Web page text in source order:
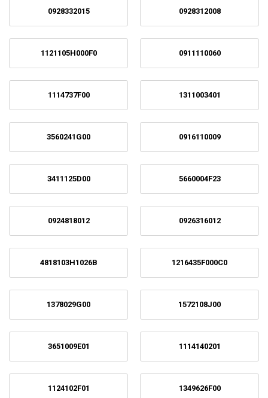
0928332015 0928312008
1121105H000F0 0911110060
1114737F00 1311003401
3560241G00 0916110009
3411125D00 5660004F23
0924818012 0926316012
4818103H1026B 1216435F000C0
1378029G00 1572108J00
3651009E01 1114140201
1124102F01 1349626F00